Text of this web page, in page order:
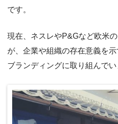
です。
現在、ネスレやP&Gなど欧米
が、企業や組織の存在意義を
ブランディングに取り組んでい